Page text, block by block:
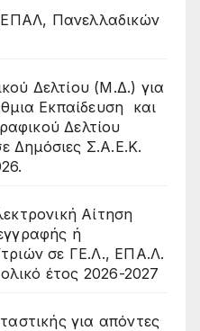
Πανελλαδικών
Δελτίου (Μ.Δ.) για
Εκπαίδευση και
Δελτίου
Δημόσιες Σ.Α.Ε.Κ.
Αίτηση
ή
σε ΓΕ.Λ., ΕΠΑ.Λ.
έτος 2026-2027
για απόντες